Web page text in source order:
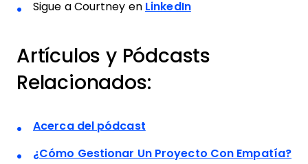
Sigue a Courtney en LinkedIn
Artículos y Pódcasts
Relacionados:
Acerca del pódcast
¿Cómo Gestionar Un Proyecto Con Empatía?